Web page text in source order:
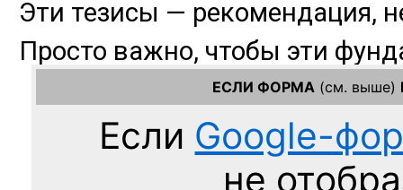
ЕСЛИ ФОРМА (см. выше)
Если Google-
не